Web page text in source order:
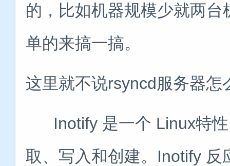
的，比如机器规模少就两
单的来搞一搞。
这里就不说rsyncd服务器
Inotify 是一个 Linux特性
取、写入和创建。Inotify